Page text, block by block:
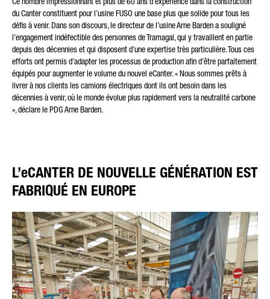
du Canter constituent pour l’usine FUSO une base plus que solide pour tous les
défis à venir. Dans son discours, le directeur de l’usine Arne Barden a souligné
l’engagement indéfectible des personnes de Tramagal, qui y travaillent en partie
depuis des décennies et qui disposent d’une expertise très particulière. Tous ces
efforts ont permis d’adapter les processus de production afin d’être parfaitement
équipés pour augmenter le volume du nouvel eCanter. « Nous sommes prêts à
livrer à nos clients les camions électriques dont ils ont besoin dans les
décennies à venir, où le monde évolue plus rapidement vers la neutralité carbone
», déclare le PDG Arne Barden.
L’eCANTER DE NOUVELLE GÉNÉRATION EST
FABRIQUÉ EN EUROPE